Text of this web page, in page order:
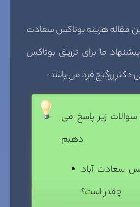
مقاله هزینه بوتاکس سعادت
ما برای تزریق بوتاکس
زرگنج فرد می باشد
سوالات زیر پاسخ می
دهیم
سعادت آباد
چقدر است؟